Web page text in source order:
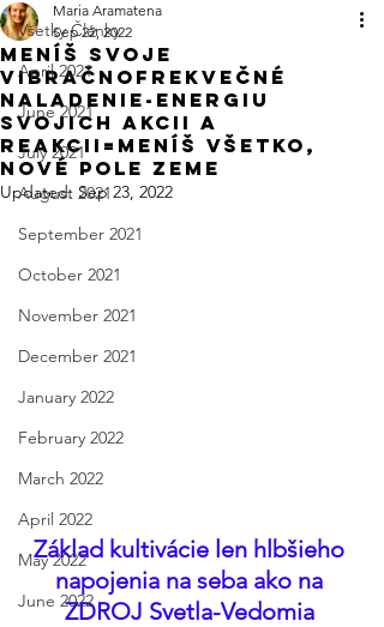
Všetky Články
April 2021
June 2021
July 2021
August 2021
September 2021
October 2021
November 2021
December 2021
January 2022
February 2022
March 2022
April 2022
May 2022
June 2022
Meníš svoje
VibračnoFrekvečné
Naladenie-Energiu
Svojich Akcii a
Reakcii=Meníš Všetko,
Nové pole Zeme
Maria Aramatena
Sep 22, 2022
Updated: Sep 23, 2022
Základ kultivácie len hlbšieho
napojenia na seba ako na
ZDROJ Svetla-Vedomia